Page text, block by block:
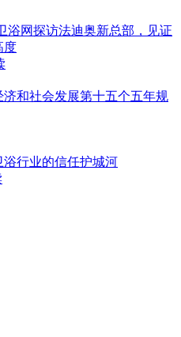
浴网探访法迪奥新总部，见证
度
济和社会发展第十五个五年规
行业的信任护城河